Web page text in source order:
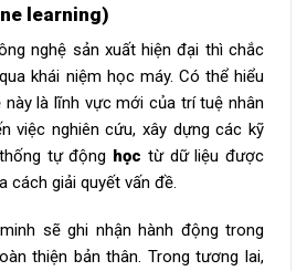
learning)
nghệ sản xuất hiện đại thì chắc
khái niệm học máy. Có thể hiểu
là lĩnh vực mới của trí tuệ nhân
việc nghiên cứu, xây dựng các kỹ
tự động học từ dữ liệu được
cách giải quyết vấn đề.
sẽ ghi nhận hành động trong
thiện bản thân. Trong tương lai,